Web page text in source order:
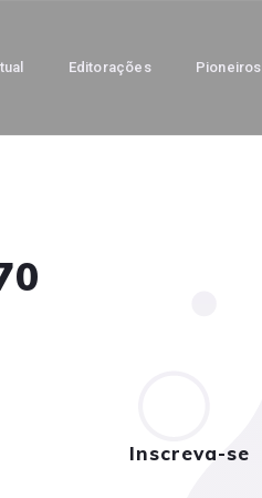
Editorações Pioneiros
Inscreva-se